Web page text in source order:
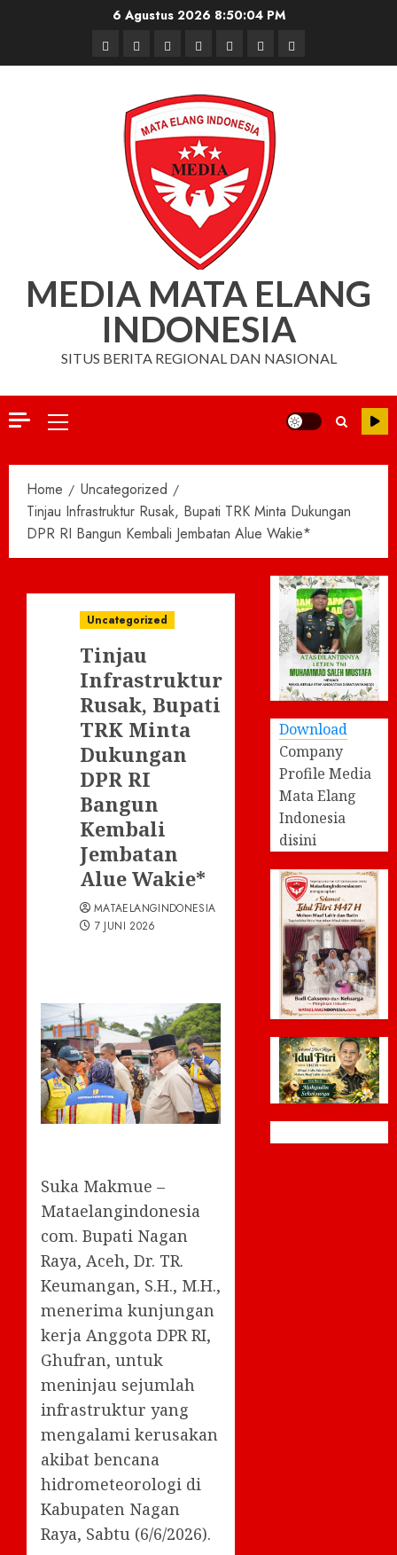
6 Agustus 2026 8:50:04 PM
BerandaNasionalDaerahHukum
dan
Kriminal
Pendidikan
Box
Redaksi
Iklan
MEDIA MATA ELANG
INDONESIA
SITUS BERITA REGIONAL DAN NASIONAL
Primary
Home
Uncategorized
Tinjau Infrastruktur Rusak, Bupati TRK Minta Dukungan
DPR RI Bangun Kembali Jembatan Alue Wakie*
Uncategorized
Tinjau
Infrastruktur
Rusak, Bupati
TRK Minta
Dukungan
DPR RI
Bangun
Kembali
Jembatan
Alue Wakie*
MATAELANGINDONESIA
7 JUNI 2026
Suka Makmue –
Mataelangindonesia
com. Bupati Nagan
Raya, Aceh, Dr. TR.
Keumangan, S.H., M.H.,
menerima kunjungan
kerja Anggota DPR RI,
Ghufran, untuk
meninjau sejumlah
infrastruktur yang
mengalami kerusakan
akibat bencana
hidrometeorologi di
Kabupaten Nagan
Raya, Sabtu (6/6/2026).
Download
Company
Profile Media
Mata Elang
Indonesia
disini